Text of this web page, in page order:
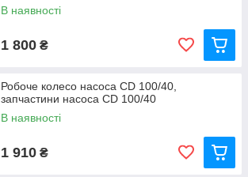
В наявності
1 800 ₴
Робоче колесо насоса CD 100/40,
запчастини насоса CD 100/40
В наявності
1 910 ₴